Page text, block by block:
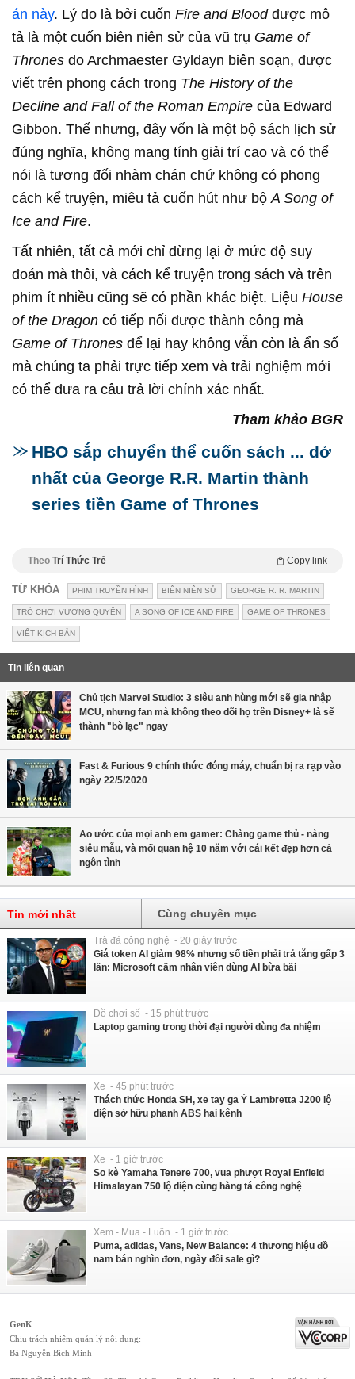
án này. Lý do là bởi cuốn Fire and Blood được mô
tả là một cuốn biên niên sử của vũ trụ Game of
Thrones do Archmaester Gyldayn biên soạn, được
viết trên phong cách trong The History of the
Decline and Fall of the Roman Empire của Edward
Gibbon. Thế nhưng, đây vốn là một bộ sách lịch sử
đúng nghĩa, không mang tính giải trí cao và có thể
nói là tương đối nhàm chán chứ không có phong
cách kể truyện, miêu tả cuốn hút như bộ A Song of
Ice and Fire.
Tất nhiên, tất cả mới chỉ dừng lại ở mức độ suy
đoán mà thôi, và cách kể truyện trong sách và trên
phim ít nhiều cũng sẽ có phần khác biệt. Liệu House
of the Dragon có tiếp nối được thành công mà
Game of Thrones để lại hay không vẫn còn là ẩn số
mà chúng ta phải trực tiếp xem và trải nghiệm mới
có thể đưa ra câu trả lời chính xác nhất.
Tham khảo BGR
HBO sắp chuyển thể cuốn sách ... dở
nhất của George R.R. Martin thành
series tiền Game of Thrones
Theo Trí Thức Trẻ Copy link
TỪ KHÓA PHIM TRUYỀN HÌNH BIÊN NIÊN SỬ GEORGE R. R. MARTIN
TRÒ CHƠI VƯƠNG QUYỀN A SONG OF ICE AND FIRE GAME OF THRONES
VIẾT KỊCH BẢN
Tin liên quan
Chủ tịch Marvel Studio: 3 siêu anh hùng mới sẽ gia nhập
MCU, nhưng fan mà không theo dõi họ trên Disney+ là sẽ
thành "bò lạc" ngay
Fast & Furious 9 chính thức đóng máy, chuẩn bị ra rạp vào
ngày 22/5/2020
Ao ước của mọi anh em gamer: Chàng game thủ - nàng
siêu mẫu, và mối quan hệ 10 năm với cái kết đẹp hơn cả
ngôn tình
Tin mới nhất Cùng chuyên mục
Trà đá công nghệ - 20 giây trước
Giá token AI giảm 98% nhưng số tiền phải trả tăng gấp 3
lần: Microsoft cấm nhân viên dùng AI bừa bãi
Đồ chơi số - 15 phút trước
Laptop gaming trong thời đại người dùng đa nhiệm
Xe - 45 phút trước
Thách thức Honda SH, xe tay ga Ý Lambretta J200 lộ
diện sở hữu phanh ABS hai kênh
Xe - 1 giờ trước
So kè Yamaha Tenere 700, vua phượt Royal Enfield
Himalayan 750 lộ diện cùng hàng tá công nghệ
Xem - Mua - Luôn - 1 giờ trước
Puma, adidas, Vans, New Balance: 4 thương hiệu đồ
nam bán nghìn đơn, ngày đôi sale gì?
GenK
Chịu trách nhiệm quản lý nội dung:
Bà Nguyễn Bích Minh